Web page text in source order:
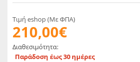
Τιμή eshop (Με ΦΠΑ)
210,00€
Διαθεσιμότητα:
Παράδοση έως 30 ημέρες